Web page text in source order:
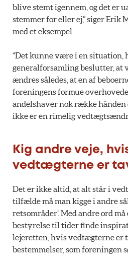
blive stemt igennem, og det er
stemmer for eller ej,” siger Erik
med et eksempel:
“Det kunne være i en situation,
generalforsamling beslutter, at
ændres således, at en af
foreningens formue
andelshaver nok række hånden
ikke er en rimelig
Kig andre veje,
vedtægterne er
Det er ikke altid, at alt står i
tilfælde må man kigge i andre
retsområder’. Med andre ord
bestyrelse til tider finde
lejeretten, hvis vedtægterne er
bestemmelser, som foreningen